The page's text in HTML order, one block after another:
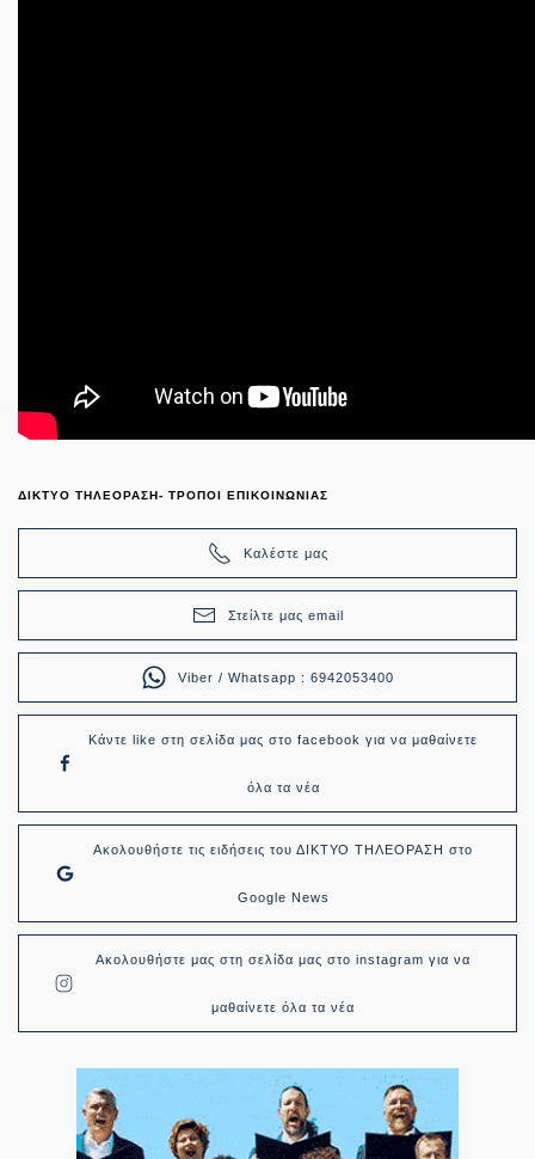
ΔΙΚΤΥΟ ΤΗΛΕΟΡΑΣΗ- ΤΡΟΠΟΙ ΕΠΙΚΟΙΝΩΝΙΑΣ
Καλέστε μας
Στείλτε μας email
Viber / Whatsapp : 6942053400
Κάντε like στη σελίδα μας στο facebook για να μαθαίνετε
όλα τα νέα
Ακολουθήστε τις ειδήσεις του ΔΙΚΤΥΟ ΤΗΛΕΟΡΑΣΗ στο
Google News
Ακολουθήστε μας στη σελίδα μας στο instagram για να
μαθαίνετε όλα τα νέα